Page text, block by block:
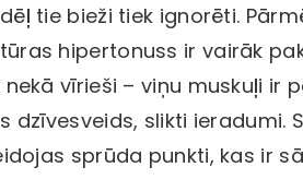
tie bieži tiek ignorēti.
hipertonuss ir vairāk
vīrieši – viņu muskuļi ir
dzīvesveids, slikti
sprūda punkti, kas ir